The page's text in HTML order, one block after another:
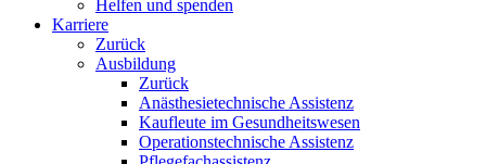
Helfen und spenden
Karriere
Zurück
Ausbildung
Zurück
Anästhesietechnische Assistenz
Kaufleute im Gesundheitswesen
Operationstechnische Assistenz